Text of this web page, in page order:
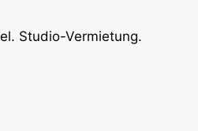
Studio-Vermietung.